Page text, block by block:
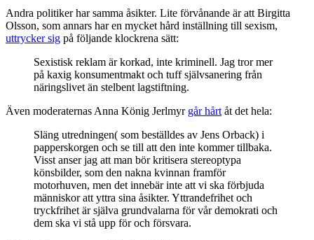
Andra politiker har samma åsikter. Lite förvånande är att Birgitta
Olsson, som annars har en mycket hård inställning till sexism,
uttrycker sig på följande klockrena sätt:
Sexistisk reklam är korkad, inte kriminell. Jag tror mer
på kaxig konsumentmakt och tuff självsanering från
näringslivet än stelbent lagstiftning.
Även moderaternas Anna König Jerlmyr går hårt åt det hela:
Släng utredningen( som beställdes av Jens Orback) i
papperskorgen och se till att den inte kommer tillbaka.
Visst anser jag att man bör kritisera stereoptypa
könsbilder, som den nakna kvinnan framför
motorhuven, men det innebär inte att vi ska förbjuda
människor att yttra sina åsikter. Yttrandefrihet och
tryckfrihet är själva grundvalarna för vår demokrati och
dem ska vi stå upp för och försvara.